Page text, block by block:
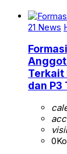
21 News
Terkait
dan P3
0